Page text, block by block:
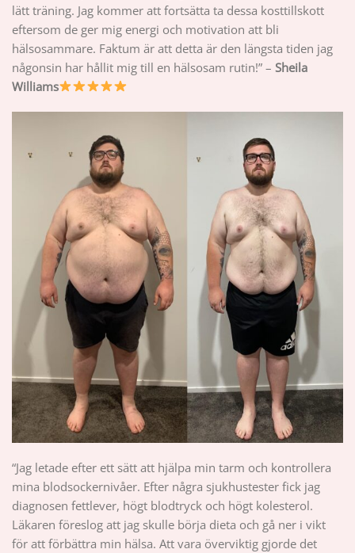
lätt träning. Jag kommer att fortsätta ta dessa kosttillskott
eftersom de ger mig energi och motivation att bli
hälsosammare. Faktum är att detta är den längsta tiden jag
någonsin har hållit mig till en hälsosam rutin!” – Sheila
Williams
“Jag letade efter ett sätt att hjälpa min tarm och kontrollera
mina blodsockernivåer. Efter några sjukhustester fick jag
diagnosen fettlever, högt blodtryck och högt kolesterol.
Läkaren föreslog att jag skulle börja dieta och gå ner i vikt
för att förbättra min hälsa. Att vara överviktig gjorde det